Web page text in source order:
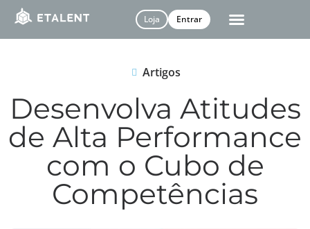
Loja Entrar
Artigos
Desenvolva Atitudes
de Alta Performance
com o Cubo de
Competências